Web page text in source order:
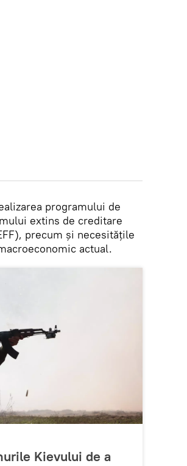
programului de
extins de creditare
precum și necesitățile
actual.
Kievului de a